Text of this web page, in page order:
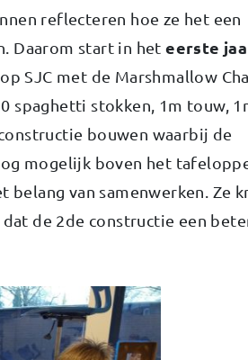
reflecteren hoe ze het een
Daarom start in het eerste
SJC met de Marshmallow
spaghetti stokken, 1m touw,
bouwen waarbij de
mogelijk boven het
van samenwerken. Ze
de 2de constructie een